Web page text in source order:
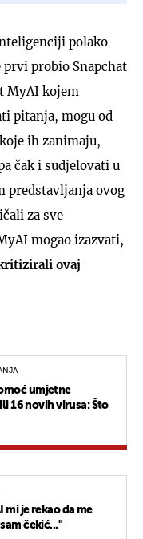
polako
prvi probio Snapchat
MyAI kojem
pitanja, mogu od
ih zanimaju,
čak i sudjelovati u
predstavljanja ovog
za sve
mogao izazvati,
ovaj
umjetne
16 novih virusa: Što
mi je rekao da me
čekić..."